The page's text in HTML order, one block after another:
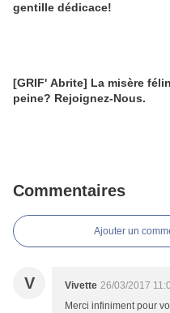
gentille dédicace!
[GRIF' Abrite] La misère
peine? Rejoignez-Nous.
Commentaires
Ajouter un
V Vivette 26/03/2017
Merci infiniment pour